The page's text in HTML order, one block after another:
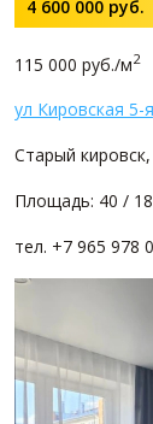
4 600 000 руб.
115 000 руб./м2
ул Кировская 5-
Старый
Площадь: 40 /
тел. +7 965 978